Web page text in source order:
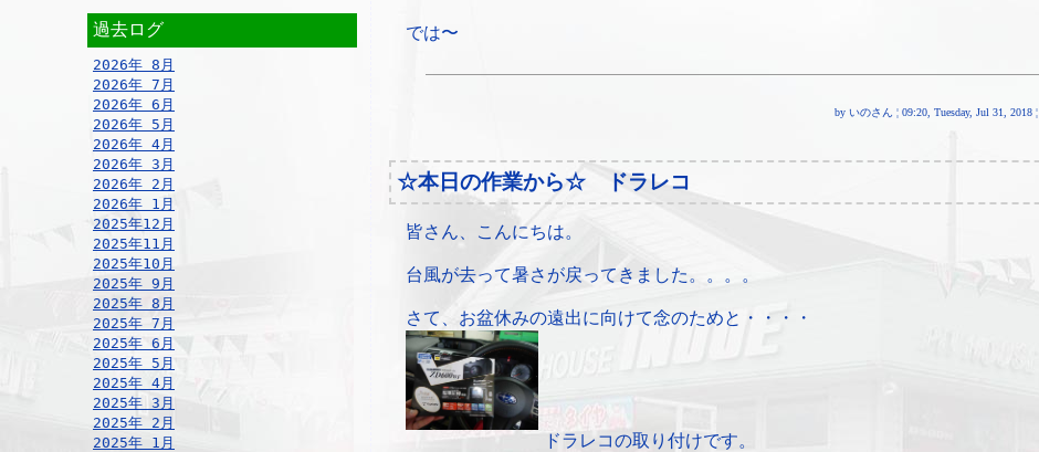
過去ログ
2026年 8月
2026年 7月
2026年 6月
2026年 5月
2026年 4月
2026年 3月
2026年 2月
2026年 1月
2025年12月
2025年11月
2025年10月
2025年 9月
2025年 8月
2025年 7月
2025年 6月
2025年 5月
2025年 4月
2025年 3月
2025年 2月
2025年 1月
では〜
by いのさん ¦ 09:20, Tuesday, Jul 31, 2018 ¦
☆本日の作業から☆ ドラレコ
皆さん、こんにちは。
台風が去って暑さが戻ってきました。。。。
さて、お盆休みの遠出に向けて念のためと・・・・
ドラレコの取り付けです。